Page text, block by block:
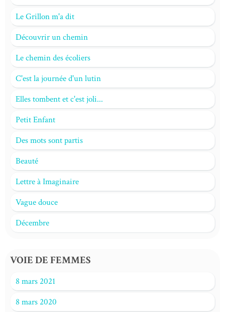
Le Grillon m'a dit
Découvrir un chemin
Le chemin des écoliers
C'est la journée d'un lutin
Elles tombent et c'est joli...
Petit Enfant
Des mots sont partis
Beauté
Lettre à Imaginaire
Vague douce
Décembre
VOIE DE FEMMES
8 mars 2021
8 mars 2020